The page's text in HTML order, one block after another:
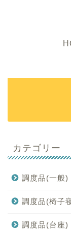
カテゴリー
調度品(一般)
調度品(椅子
調度品(台座)